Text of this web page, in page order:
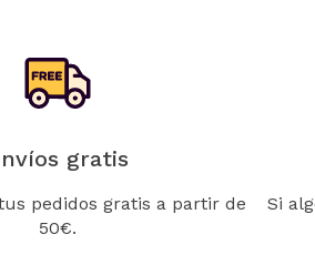
gratis
pedidos gratis a partir de
50€.
Si